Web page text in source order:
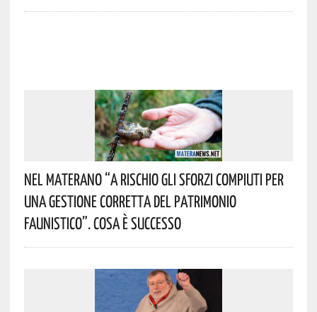
Nel Materano “a Rischio Gli Sforzi Compiuti Per
Una Gestione Corretta Del Patrimonio
Faunistico”. Cosa È Successo